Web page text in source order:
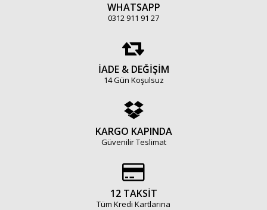
WHATSAPP
0312 911 91 27
İADE & DEĞİŞİM
14 Gün Koşulsuz
KARGO KAPINDA
Güvenilir Teslimat
12 TAKSİT
Tüm Kredi Kartlarına